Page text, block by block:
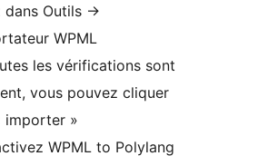
dans Outils ->
WPML
les vérifications sont
vous pouvez cliquer
importer »
WPML to Polylang